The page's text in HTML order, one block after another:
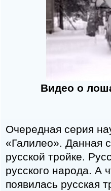
Видео о
Очередная серия
«Галилео». Данная
русской тройке.
русского народа. А
появилась русская